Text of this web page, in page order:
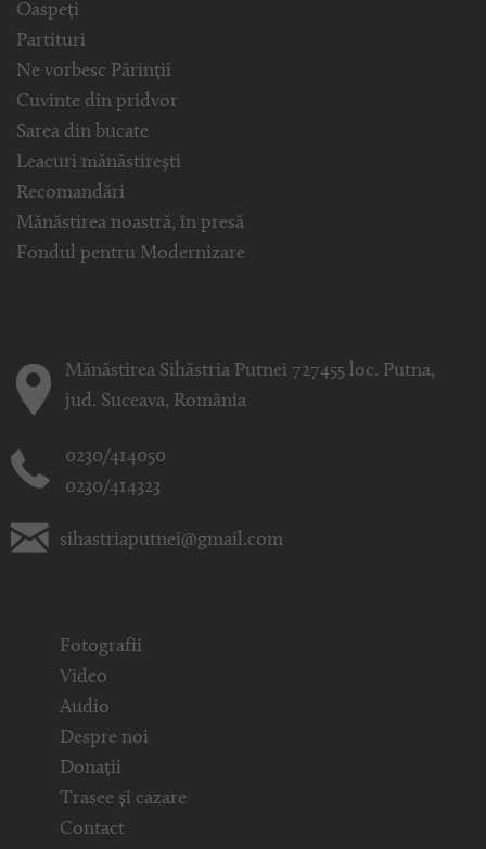
Oaspeți
Partituri
Ne vorbesc Părinții
Cuvinte din pridvor
Sarea din bucate
Leacuri mănăstirești
Recomandări
Mănăstirea noastră, în presă
Fondul pentru Modernizare
Mănăstirea Sihăstria Putnei 727455 loc. Putna,
jud. Suceava, România
0230/414050
0230/414323
sihastriaputnei@gmail.com
Fotografii
Video
Audio
Despre noi
Donații
Trasee și cazare
Contact